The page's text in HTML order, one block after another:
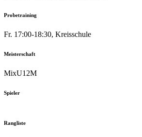
Probetraining
Fr. 17:00-18:30, Kreisschule
Meisterschaft
MixU12M
Spieler
Rangliste